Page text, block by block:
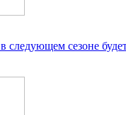
следующем сезоне